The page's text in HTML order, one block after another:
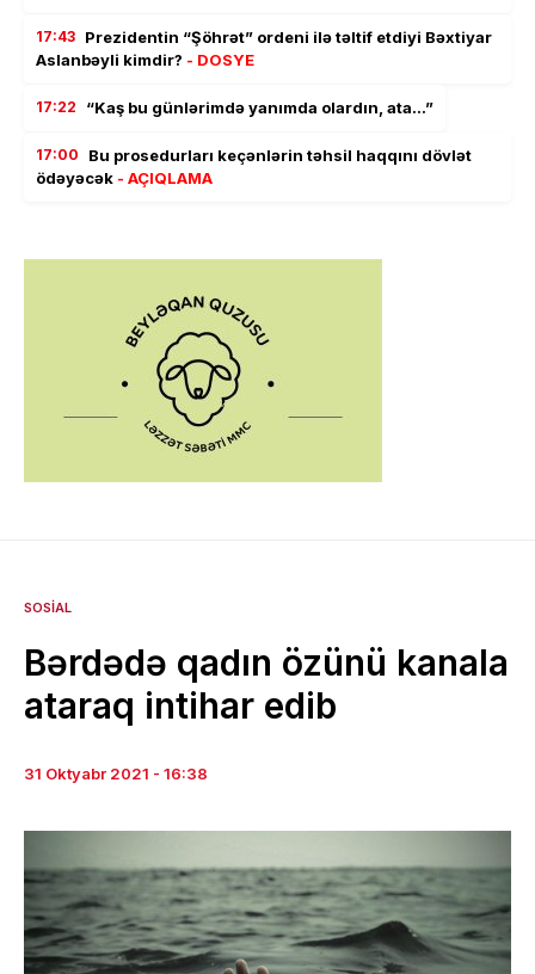
17:43 Prezidentin “Şöhrət” ordeni ilə təltif etdiyi Bəxtiyar
Aslanbəyli kimdir? - DOSYE
17:22 “Kaş bu günlərimdə yanımda olardın, ata…”
17:00
Bu prosedurları keçənlərin təhsil haqqını dövlət
ödəyəcək - AÇIQLAMA
SOSIAL
Bərdədə qadın özünü kanala
ataraq intihar edib
31 Oktyabr 2021 - 16:38